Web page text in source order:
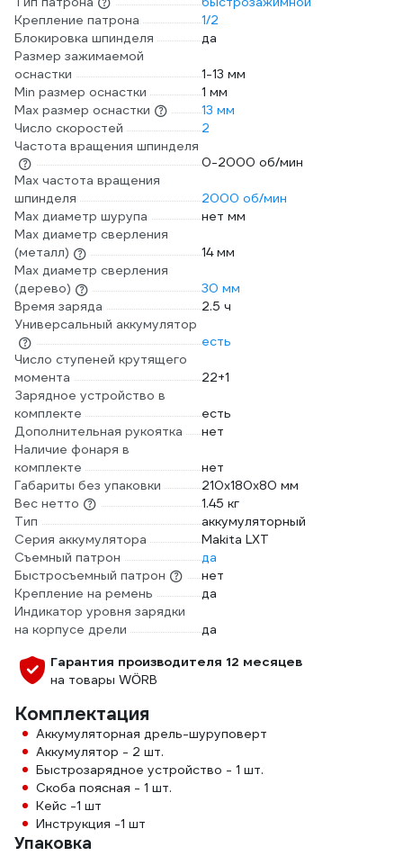
Крепление патрона
1/2
Блокировка шпинделя
да
Размер зажимаемой
оснастки
1-13 мм
Min размер оснастки
1 мм
Мах размер оснастки
13 мм
Число скоростей
2
Частота вращения шпинделя
0-2000 об/мин
Max частота вращения
шпинделя
2000 об/мин
Max диаметр шурупа
нет мм
Max диаметр сверления
(металл)
14 мм
Мах диаметр сверления
(дерево)
30 мм
Время заряда
2.5 ч
Универсальный аккумулятор
есть
Число ступеней крутящего
момента
22+1
Зарядное устройство в
комплекте
есть
Дополнительная рукоятка
нет
Наличие фонаря в
комплекте
нет
Габариты без упаковки
210x180x80 мм
Вес нетто
1.45 кг
Тип
аккумуляторный
Серия аккумулятора
Makita LXT
Съемный патрон
да
Быстросъемный патрон
нет
Крепление на ремень
да
Индикатор уровня зарядки
на корпусе дрели
да
Гарантия производителя 12 месяцев
на товары WÖRB
Комплектация
Аккумуляторная дрель-шуруповерт
Аккумулятор - 2 шт.
Быстрозарядное устройство - 1 шт.
Скоба поясная - 1 шт.
Кейс -1 шт
Инструкция -1 шт
Упаковка